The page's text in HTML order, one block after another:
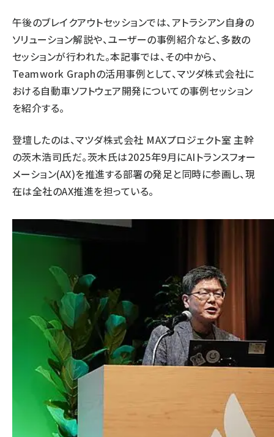
午後のブレイクアウトセッションでは、アトラシアン自身の
ソリューション解説や、ユーザーの事例紹介など、多数の
セッションが行われた。本記事では、その中から、
Teamwork Graphの活用事例として、マツダ株式会社に
おける自動車ソフトウェア開発についての事例セッション
を紹介する。
登壇したのは、マツダ株式会社 MAXプロジェクト室 主幹
の茨木浩司氏だ。茨木氏は2025年9月にAIトランスフォー
メーション(AX)を推進する部署の発足と同時に参画し、現
在は全社のAX推進を担っている。